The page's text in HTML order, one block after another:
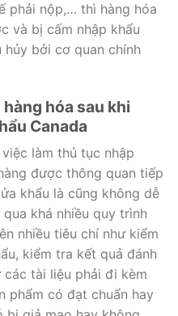
phải nộp,… thì hàng hóa
và bị cấm nhập khẩu
bởi cơ quan chính
hóa sau khi
Canada
làm thủ tục nhập
được thông quan tiếp
khẩu là cũng không dễ
khá nhiều quy trình
nhiều tiêu chí như kiểm
kiểm tra kết quả đánh
các tài liệu phải đi kèm
phẩm có đạt chuẩn hay